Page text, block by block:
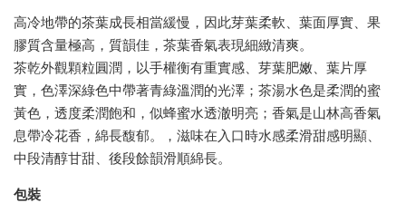
高冷地帶的茶葉成長相當緩慢，因此芽葉柔軟、葉面厚實、果
膠質含量極高，質韻佳，茶葉香氣表現細緻清爽。
茶乾外觀顆粒圓潤，以手權衡有重實感、芽葉肥嫩、葉片厚
實，色澤深綠色中帶著青綠溫潤的光澤；茶湯水色是柔潤的蜜
黃色，透度柔潤飽和，似蜂蜜水透澈明亮；香氣是山林高香氣
息帶冷花香，綿長馥郁。，滋味在入口時水感柔滑甜感明顯、
中段清醇甘甜、後段餘韻滑順綿長。
包裝